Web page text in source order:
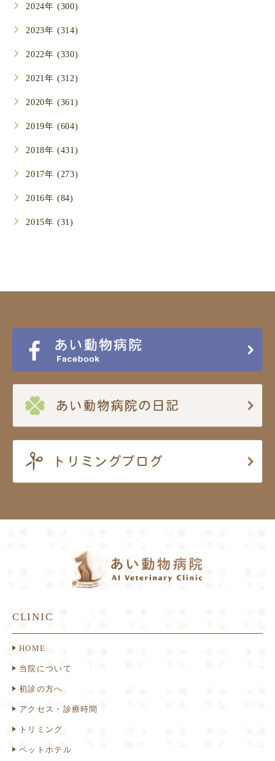
2024年 (300)
2023年 (314)
2022年 (330)
2021年 (312)
2020年 (361)
2019年 (604)
2018年 (431)
2017年 (273)
2016年 (84)
2015年 (31)
CLINIC
HOME
当院について
初診の方へ
アクセス・診療時間
トリミング
ペットホテル